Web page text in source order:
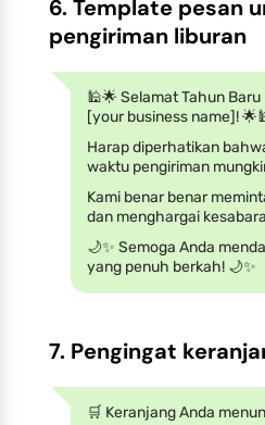
6. Template pesan
pengiriman liburan
🕌🌟 Selamat Tahun
[your business name]!
Harap diperhatikan
waktu pengiriman
Kami benar benar
dan menghargai
🌙✨ Semoga Anda
yang penuh berkah! 🌙✨
7. Pengingat
🛒 Keranjang Anda